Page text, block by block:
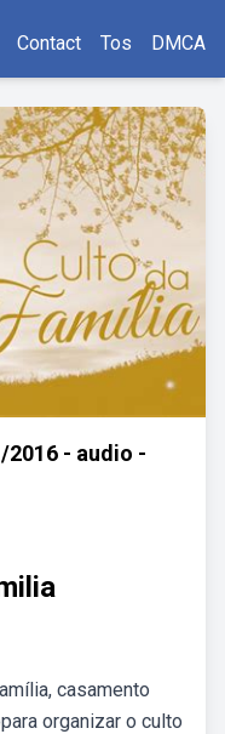
Contact Tos DMCA
2016 - audio -
casamento
organizar o culto